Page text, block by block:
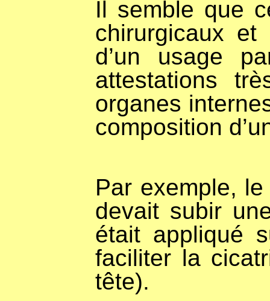
Il semble que
chirurgicaux
d’un usage
attestations
organes
composition
Par exemple,
devait subir
était appliqué
faciliter la
tête).